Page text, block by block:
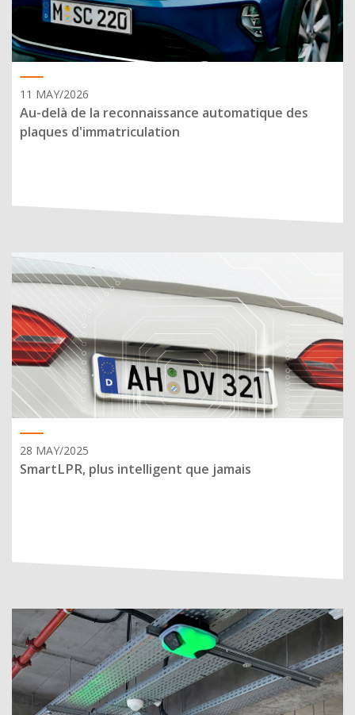
11 MAY/2026
Au-delà de la reconnaissance automatique des
plaques d'immatriculation
28 MAY/2025
SmartLPR, plus intelligent que jamais